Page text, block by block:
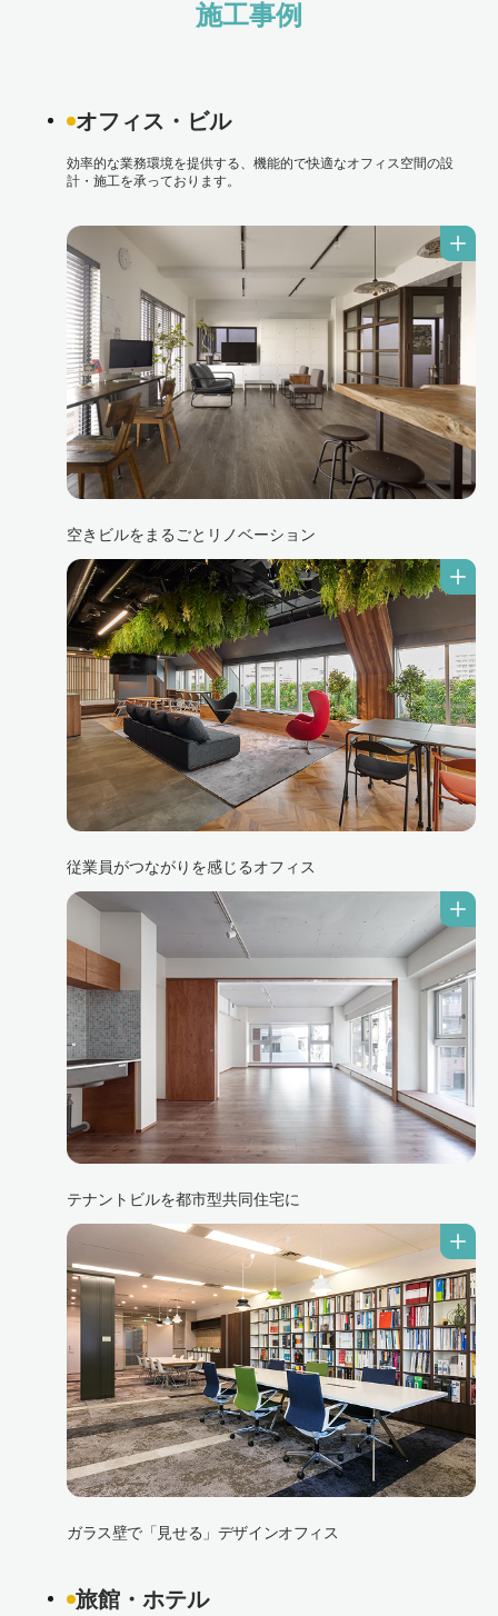
施工事例
オフィス・ビル
効率的な業務環境を提供する、機能的で快適なオフィス空間の設
計・施工を承っております。
空きビルをまるごとリノベーション
従業員がつながりを感じるオフィス
テナントビルを都市型共同住宅に
ガラス壁で「見せる」デザインオフィス
旅館・ホテル